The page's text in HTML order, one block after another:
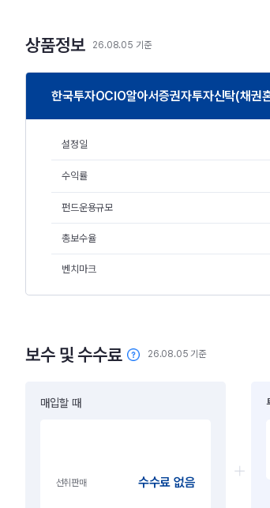
상품정보 26.08.05 기준
한국투자OCIO알아서증권자투자신탁(채
설정일
수익률
펀드운용규모
총보수율
벤치마크
보수 및 수수료 26.08.05 기준
매입할 때
선취판매 수수료 없음